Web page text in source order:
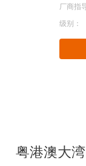
厂商指
级别：
粤港澳大